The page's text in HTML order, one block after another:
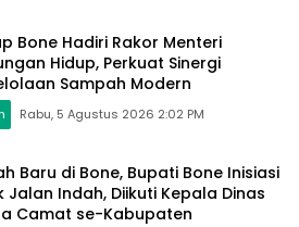
Bone Hadiri Rakor Menteri
Hidup, Perkuat Sinergi
Sampah Modern
Rabu, 5 Agustus 2026 2:02 PM
Baru di Bone, Bupati Bone Inisiasi
Jalan Indah, Diikuti Kepala Dinas
Camat se-Kabupaten